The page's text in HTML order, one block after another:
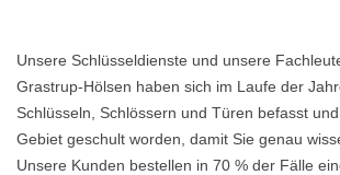
Unsere Schlüsseldienste und unsere
Grastrup-Hölsen haben sich im Laufe der
Schlüsseln, Schlössern und Türen befasst
Gebiet geschult worden, damit Sie genau
Unsere Kunden bestellen in 70 % der Fälle